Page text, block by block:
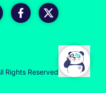
Rights Reserved